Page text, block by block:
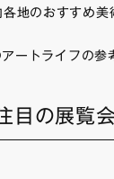
地のおすすめ美
トライフの参
目の展覧会